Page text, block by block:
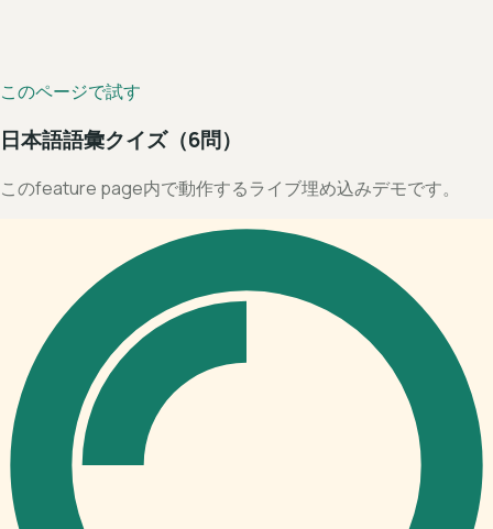
このページで試す
日本語語彙クイズ（6問）
このfeature page内で動作するライブ埋め込みデモです。